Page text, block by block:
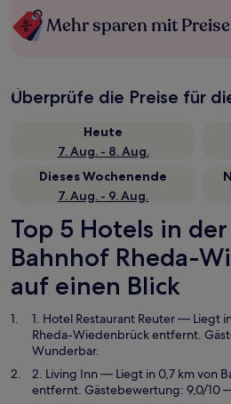
Mehr sparen mit
Überprüfe die Preise für
Heute
7. Aug. - 8. Aug.
Dieses Wochenende
7. Aug. - 9. Aug.
Top 5 Hotels in
Bahnhof Rheda-
auf einen Blick
1. Hotel Restaurant Reuter— Liegt
Rheda-Wiedenbrück entfernt.
Wunderbar.
2. Living Inn— Liegt in 0,7 km von
entfernt. Gästebewertung: 9,0/10